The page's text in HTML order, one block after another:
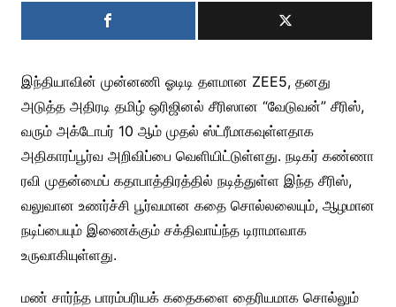
இந்தியாவின் முன்னணி ஓடிடி தளமான ZEE5, தனது
அடுத்த அதிரடி தமிழ் ஒரிஜினல் சீரிஸான “வேடுவன்” சீரிஸ்,
வரும் அக்டோபர் 10 ஆம் முதல் ஸ்ட்ரீமாகவுள்ளதாக
அதிகாரப்பூர்வ அறிவிப்பை வெளியிட்டுள்ளது. நடிகர் கண்ணா
ரவி முதன்மைப் கதாபாத்திரத்தில் நடித்துள்ள இந்த சீரிஸ்,
வலுவான உணர்ச்சி பூர்வமான கதை சொல்லலையும், ஆழமான
நடிப்பையும் இணைக்கும் சக்திவாய்ந்த டிராமாவாக
உருவாகியுள்ளது.
மண் சார்ந்த பாரம்பரியக் கதைகளை தைரியமாக சொல்லும்